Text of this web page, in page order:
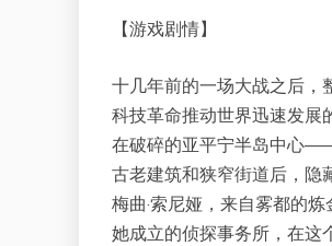
【游戏剧情】
十几年前的一场大战之后，
科技革命推动世界迅速发展
在破碎的亚平宁半岛中心
古老建筑和狭窄街道后，隐
梅曲·索尼娅，来自雾都的炼
她成立的侦探事务所，在这